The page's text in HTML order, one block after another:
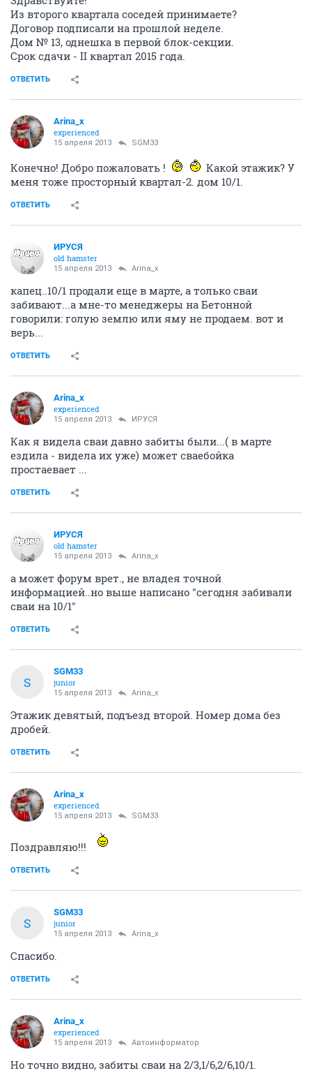
Из второго квартала соседей принимаете?
Договор подписали на прошлой неделе.
Дом № 13, однешка в первой блок-секции.
Срок сдачи - II квартал 2015 года.
ОТВЕТИТЬ
Arina_x
experienced
15 апреля 2013 SGM33
Конечно! Добро пожаловать !
Какой этажик? У
меня тоже просторный квартал-2. дом 10/1.
ОТВЕТИТЬ
ИРУСЯ
old hamster
15 апреля 2013 Arina_x
капец..10/1 продали еще в марте, а только сваи
забивают...а мне-то менеджеры на Бетонной
говорили: голую землю или яму не продаем. вот и
верь...
ОТВЕТИТЬ
Arina_x
experienced
15 апреля 2013 ИРУСЯ
Как я видела сваи давно забиты были...( в марте
ездила - видела их уже) может сваебойка
простаевает ...
ОТВЕТИТЬ
ИРУСЯ
old hamster
15 апреля 2013 Arina_x
а может форум врет., не владея точной
информацией..но выше написано "сегодня забивали
сваи на 10/1"
ОТВЕТИТЬ
S
SGM33
junior
15 апреля 2013 Arina_x
Этажик девятый, подъезд второй. Номер дома без
дробей.
ОТВЕТИТЬ
Arina_x
experienced
15 апреля 2013 SGM33
Поздравляю!!!
ОТВЕТИТЬ
S
SGM33
junior
15 апреля 2013 Arina_x
Спасибо.
ОТВЕТИТЬ
Arina_x
experienced
15 апреля 2013 Автоинформатор
Но точно видно, забиты сваи на 2/3,1/6,2/6,10/1.